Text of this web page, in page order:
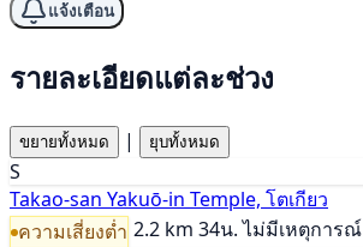
แจ้งเตือน
รายละเอียดแต่ละช่วง
ขยายทั้งหมด | ยุบทั้งหมด
S
Takao-san Yakuō-in Temple, โตเกียว
ความเสี่ยงต่ำ 2.2 km 34น. ไม่มีเหตุการณ์